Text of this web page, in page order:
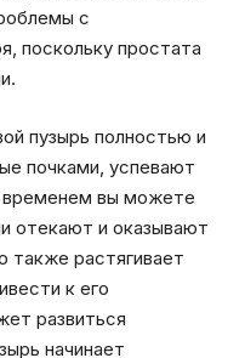
с
поскольку простата
пузырь полностью и
почками, успевают
временем вы можете
отекают и оказывают
также растягивает
к его
развиться
начинает